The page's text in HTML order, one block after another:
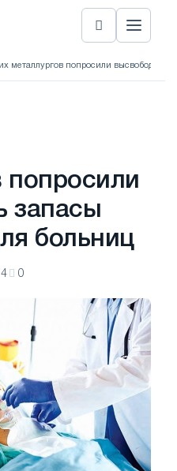
металлургов попросили высвободить
попросили
запасы
больниц
0